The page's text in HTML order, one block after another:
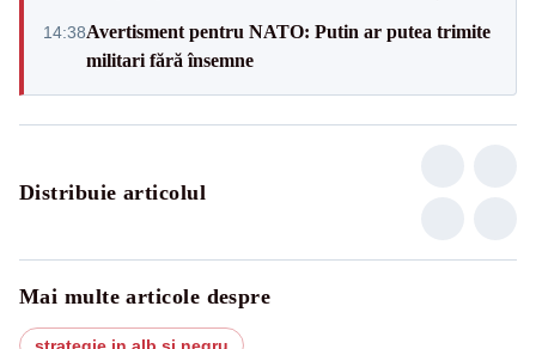
14:38Avertisment pentru NATO: Putin ar putea trimite
militari fără însemne
Distribuie articolul
Mai multe articole despre
strategie in alb si negru